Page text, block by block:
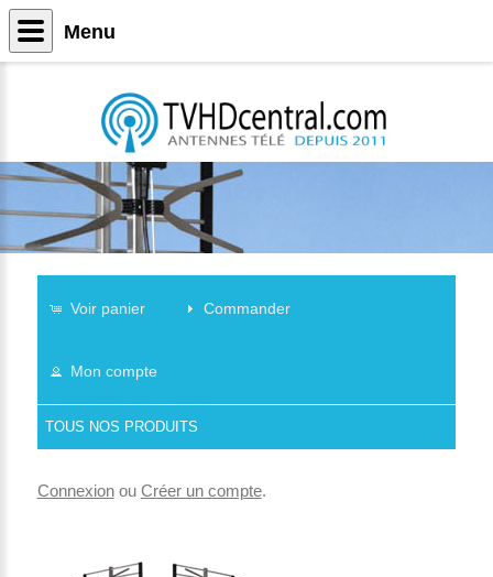
Voir panier Commander
Mon compte
TOUS NOS PRODUITS
Connexionou Créer un compte.
Menu